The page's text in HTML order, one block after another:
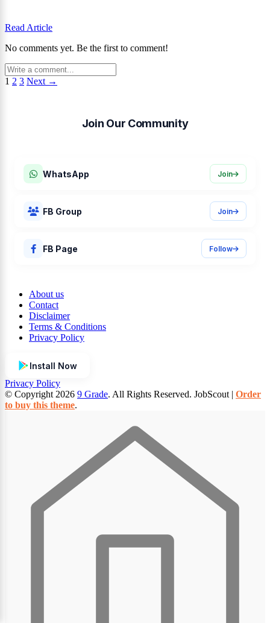
Read Article
No comments yet. Be the first to comment!
1 2 3 Next →
Join Our Community
WhatsApp Join
FB Group Join
FB Page Follow
About us
Contact
Disclaimer
Terms & Conditions
Privacy Policy
Install Now
Privacy Policy
© Copyright 2026 9 Grade. All Rights Reserved. JobScout | Order
to buy this theme.